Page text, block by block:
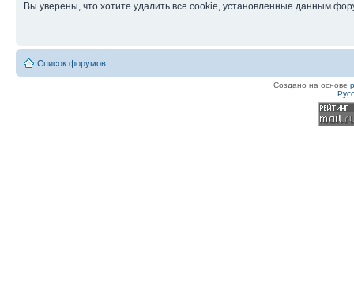
Вы уверены, что хотите удалить все cookie, установленные данным
Список форумов
Создано на основе